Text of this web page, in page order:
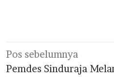
Navigasi
pos
Pos sebelumnya
Pemdes Sinduraja